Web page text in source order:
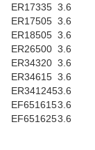
ER17335 3.6
ER17505 3.6
ER18505 3.6
ER26500 3.6
ER34320 3.6
ER34615 3.6
ER3412453.6
EF6516153.6
EF6516253.6